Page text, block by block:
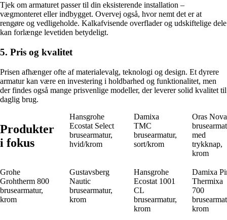
Tjek om armaturet passer til din eksisterende installation –
vægmonteret eller indbygget. Overvej også, hvor nemt det er at
rengøre og vedligeholde. Kalkafvisende overflader og udskiftelige dele
kan forlænge levetiden betydeligt.
5. Pris og kvalitet
Prisen afhænger ofte af materialevalg, teknologi og design. Et dyrere
armatur kan være en investering i holdbarhed og funktionalitet, men
der findes også mange prisvenlige modeller, der leverer solid kvalitet til
daglig brug.
Produkter
i fokus
Hansgrohe
Ecostat Select
brusearmatur,
hvid/krom
Damixa
TMC
brusearmatur,
sort/krom
Oras Nova
med
trykknap,
krom
Grohe
Grohtherm 800
brusearmatur,
krom
Gustavsberg
Nautic
brusearmatur,
krom
Hansgrohe
Ecostat 1001
CL
brusearmatur,
krom
Damixa
Thermixa
700
krom